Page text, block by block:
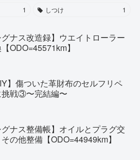
1 しつけ 1
グナス改造録】ウエイトローラー
ODO=45571km】
】傷ついた革財布のセルフリペ
挑戦③〜完結編〜
グナス整備帳】オイルとプラグ交
の他整備【ODO=44949km】